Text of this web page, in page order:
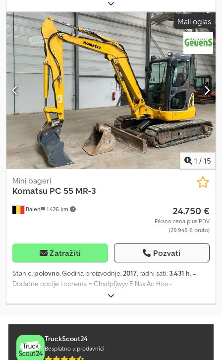
Mali oglas
1 / 15
Balen 1.426 km
Mini bageri
Komatsu PC 55 MR-3
24.750 €
Fiksna cena plus PDV
(29.948 € bruto)
Zatražiti Pozvati
Stanje: polovno, Godina proizvodnje:2017, radni sati: 3.431 h, =
Dodatne opcije i oprema = Chsdpfjwyv E Nsx Ac Hoa -
Automatska/hidraulična brza spojka - Planirna kašika - Standardna
uskla kašika = Dodatne informacije = Pogon: gusenice Težina
Geuensu.
TruckScout24
Besplatno u prodavnici